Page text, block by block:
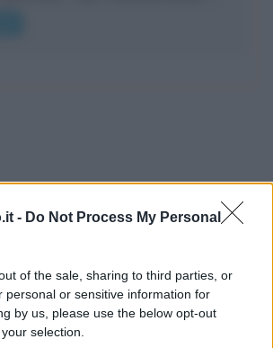
- Do Not Process My Personal
of the sale, sharing to third parties, or
personal or sensitive information for
by us, please use the below opt-out
selection.
PIÙ BELLE via e-mail